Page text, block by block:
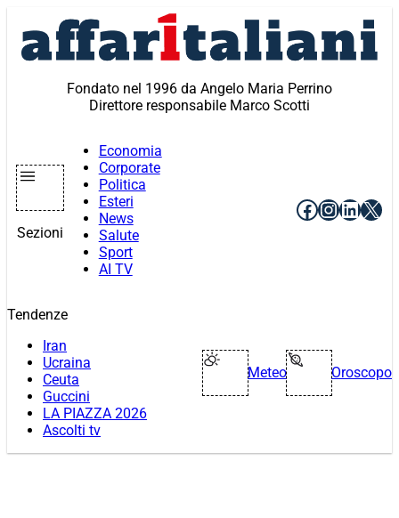
contenuto
Fondato nel 1996 da Angelo Maria Perrino
Direttore responsabile Marco Scotti
Sezioni
Economia
Corporate
Politica
Esteri
News
Salute
Sport
AI TV
Facebook
X
Tendenze
Iran
Ucraina
Ceuta
Guccini
LA PIAZZA 2026
Ascolti tv
Meteo Oroscopo